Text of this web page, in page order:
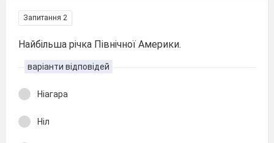
Запитання 2
Найбільша річка Північної Америки.
варіанти відповідей
Ніагара
Ніл